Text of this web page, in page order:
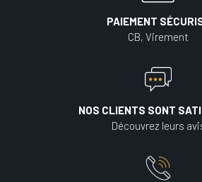
PAIEMENT
CB, Virement
NOS CLIENTS SONT
Découvrez leurs